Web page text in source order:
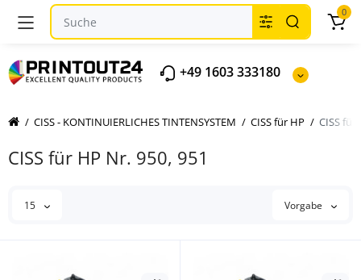
+49 1603 333180
0
CISS - KONTINUIERLICHES TINTENSYSTEM CISS für HP CISS für
CISS für HP Nr. 950, 951
15 Vorgabe